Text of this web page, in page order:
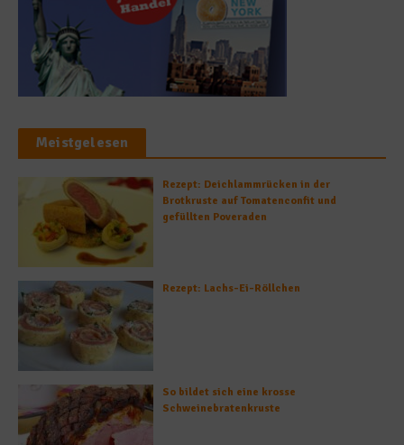
Meistgelesen
Rezept: Deichlammrücken in der
Brotkruste auf Tomatenconfit und
gefüllten Poveraden
Rezept: Lachs-Ei-Röllchen
So bildet sich eine krosse
Schweinebratenkruste